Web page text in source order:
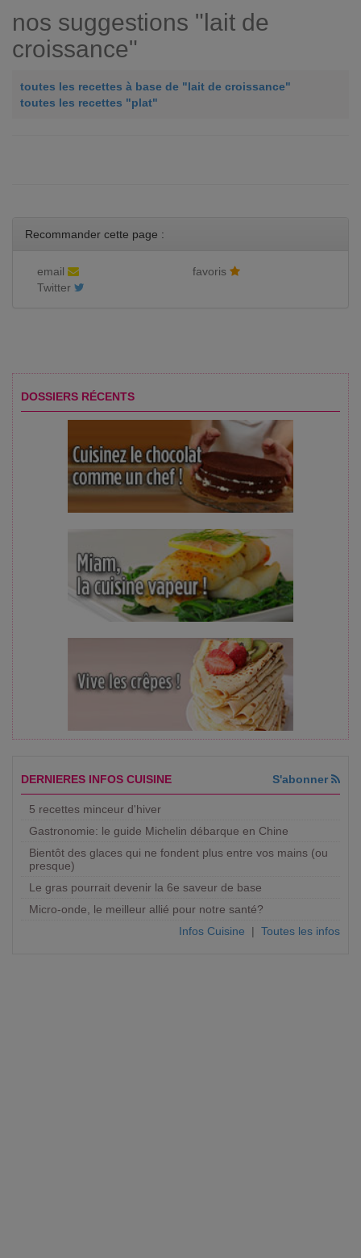
nos suggestions "lait de
croissance"
toutes les recettes à base de "lait de croissance"
toutes les recettes "plat"
Recommander cette page :
email
favoris
Twitter
DOSSIERS RÉCENTS
DERNIERES INFOS CUISINE S'abonner
5 recettes minceur d'hiver
Gastronomie: le guide Michelin débarque en Chine
Bientôt des glaces qui ne fondent plus entre vos mains (ou
presque)
Le gras pourrait devenir la 6e saveur de base
Micro-onde, le meilleur allié pour notre santé?
Infos Cuisine | Toutes les infos